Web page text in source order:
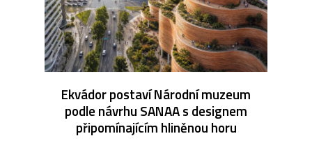
Ekvádor postaví Národní muzeum
podle návrhu SANAA s designem
připomínajícím hliněnou horu